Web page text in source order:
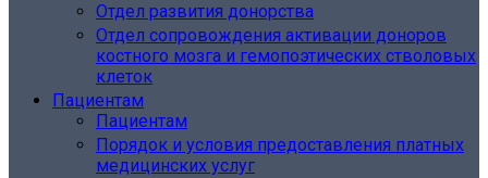
Отдел развития донорства
Отдел сопровождения активации доноров
костного мозга и гемопоэтических стволовых
клеток
Пациентам
Пациентам
Порядок и условия предоставления платных
медицинских услуг